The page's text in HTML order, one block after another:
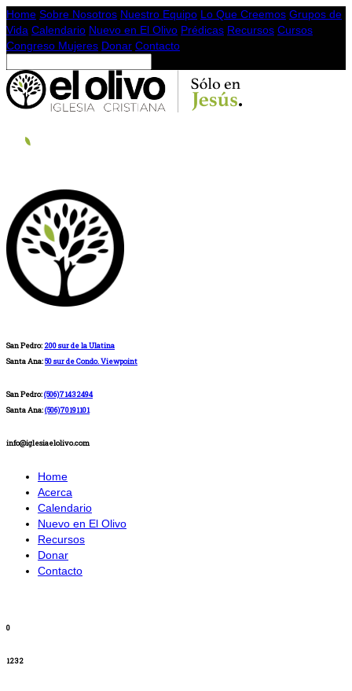
Home Sobre Nosotros Nuestro Equipo Lo Que Creemos Grupos de
Vida Calendario Nuevo en El Olivo Prédicas Recursos Cursos
Congreso Mujeres Donar Contacto
San Pedro: 200 sur de la Ulatina
Santa Ana:50 sur de Condo. Viewpoint
San Pedro:(506)71432494
Santa Ana:(506)70191101
info@iglesiaelolivo.com
Home
Acerca
Calendario
Nuevo en El Olivo
Recursos
Donar
Contacto
0
1232